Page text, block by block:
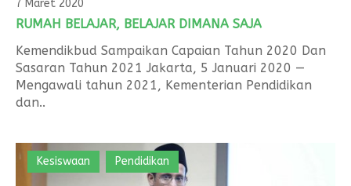
SOP Usulan Pensiun
SOP Pengelola Keuangan
Siswa
Alumni
Download
Kalender Akademik
7 Maret 2020
RUMAH BELAJAR, BELAJAR DIMANA SAJA
Kemendikbud Sampaikan Capaian Tahun 2020 Dan
Sasaran Tahun 2021 Jakarta, 5 Januari 2020 —
Mengawali tahun 2021, Kementerian Pendidikan
dan..
Kesiswaan Pendidikan